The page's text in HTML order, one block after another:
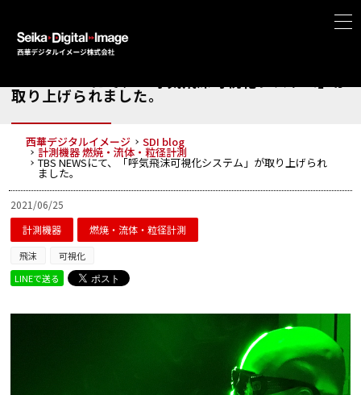
取り上げられました。
西華デジタルイメージ SDI blog
計測機器燃焼・流体・粒径計測
TBS NEWSにて、「呼気飛沫可視化システム」が取り上げられ
ました。
2021/06/25
計測機器
燃焼・流体・粒径計測
飛沫
可視化
LINEで送る